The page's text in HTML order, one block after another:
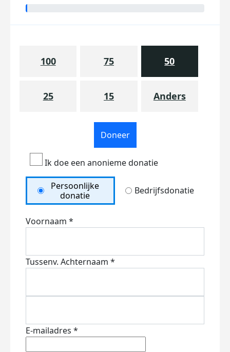
100 75 50
25 15 Anders
Doneer
Ik doe een anonieme donatie
Persoonlijke
donatie
Bedrijfsdonatie
Voornaam *
Tussenv. Achternaam *
E-mailadres *